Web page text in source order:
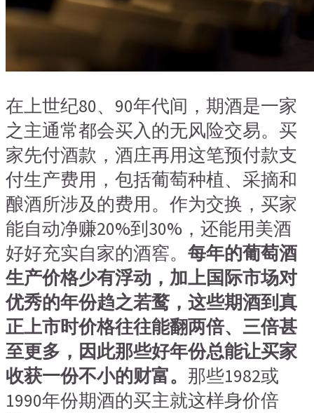
在上世纪80、90年代间，期酒是一家
之主通常都会买入的无风险交易。买
家先付酒款，酒庄再用这笔预付款支
付生产费用，包括葡萄种植、采摘和
酿酒所涉及的费用。作为交换，买家
能自动净赚20%到30%，还能用美酒
好好充实自家的酒窖。 每年的葡萄酒
生产价格少有浮动，加上国际市场对
优秀的年份趋之若鹜，这些期酒到真
正上市时价格往往能翻两倍、三倍甚
至更多，因此那些好年份总能让买家
收获一份不小的财富。 那些1982或
1990年份期酒的买主就这样身价倍